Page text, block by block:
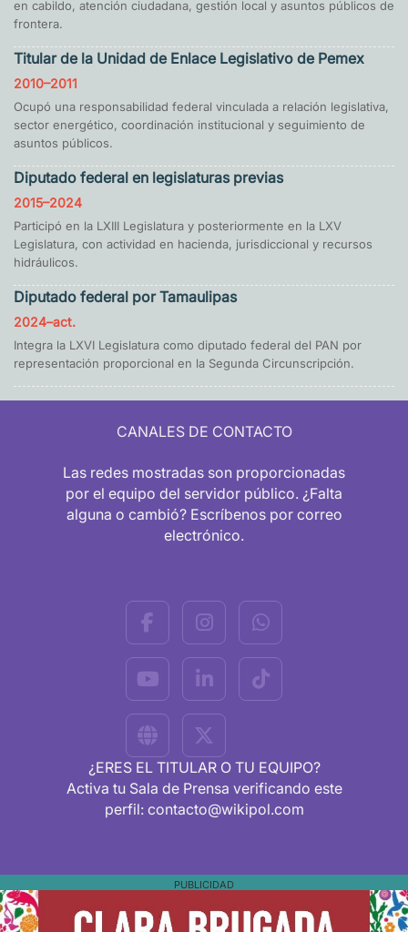
en cabildo, atención ciudadana, gestión local y asuntos públicos de
frontera.
Titular de la Unidad de Enlace Legislativo de Pemex
2010–2011
Ocupó una responsabilidad federal vinculada a relación legislativa,
sector energético, coordinación institucional y seguimiento de
asuntos públicos.
Diputado federal en legislaturas previas
2015–2024
Participó en la LXIII Legislatura y posteriormente en la LXV
Legislatura, con actividad en hacienda, jurisdiccional y recursos
hidráulicos.
Diputado federal por Tamaulipas
2024–act.
Integra la LXVI Legislatura como diputado federal del PAN por
representación proporcional en la Segunda Circunscripción.
CANALES DE CONTACTO
Las redes mostradas son proporcionadas
por el equipo del servidor público. ¿Falta
alguna o cambió? Escríbenos por correo
electrónico.
¿ERES EL TITULAR O TU EQUIPO?
Activa tu Sala de Prensa verificando este
perfil: contacto@wikipol.com
PUBLICIDAD